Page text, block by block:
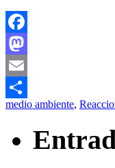
Facebook
Mastodon
Email
Compartir
medio ambiente,